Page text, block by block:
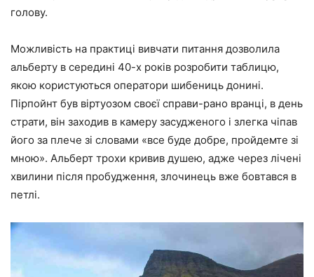
голову.
Можливість на практиці вивчати питання дозволила
альберту в середині 40-х років розробити таблицю,
якою користуються оператори шибениць донині.
Пірпойнт був віртуозом своєї справи-рано вранці, в день
страти, він заходив в камеру засудженого і злегка чіпав
його за плече зі словами «все буде добре, пройдемте зі
мною». Альберт трохи кривив душею, адже через лічені
хвилини після пробудження, злочинець вже бовтався в
петлі.